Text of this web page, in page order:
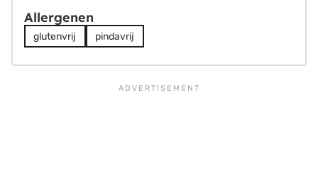
Allergenen
glutenvrij pindavrij